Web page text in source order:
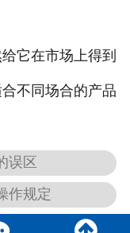
它在市场上得到
不同场合的产品
误区
作规定